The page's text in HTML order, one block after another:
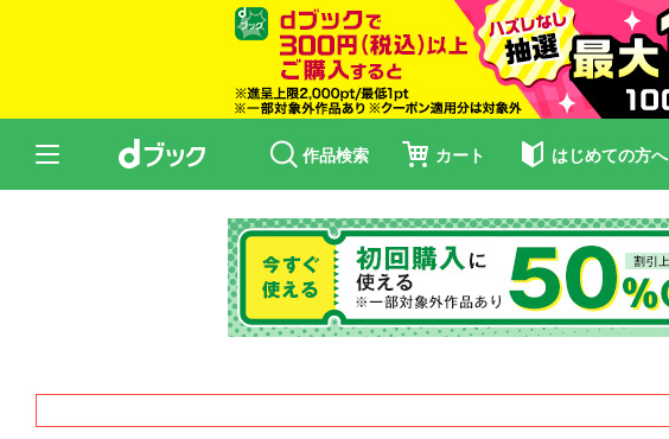
作品検索 カート はじめての方へ